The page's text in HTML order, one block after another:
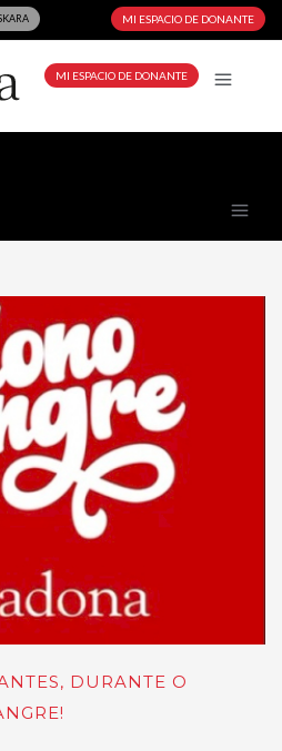
MI ESPACIO DE DONANTE
MI ESPACIO DE DONANTE
DURANTE O